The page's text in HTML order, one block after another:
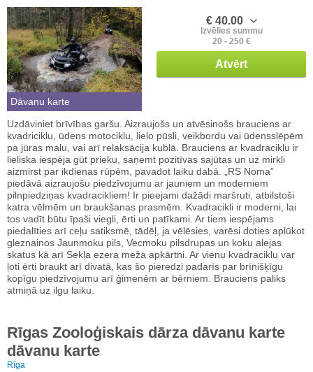
Dāvanu karte
€ 40.00
Izvēlies summu
20 - 250 €
Atvērt
Uzdāviniet brīvības garšu. Aizraujošs un atvēsinošs brauciens ar
kvadriciklu, ūdens motociklu, lielo pūsli, veikbordu vai ūdensslēpēm
pa jūras malu, vai arī relaksācija kublā. Brauciens ar kvadraciklu ir
lieliska iespēja gūt prieku, saņemt pozitīvas sajūtas un uz mirkli
aizmirst par ikdienas rūpēm, pavadot laiku dabā. „RS Noma”
piedāvā aizraujošu piedzīvojumu ar jauniem un moderniem
pilnpiedziņas kvadracikliem! Ir pieejami dažādi maršruti, atbilstoši
katra vēlmēm un braukšanas prasmēm. Kvadracikli ir moderni, lai
tos vadīt būtu īpaši viegli, ērti un patīkami. Ar tiem iespējams
piedalīties arī ceļu satiksmē, tādēļ, ja vēlēsies, varēsi doties aplūkot
gleznainos Jaunmoku pils, Vecmoku pilsdrupas un koku alejas
skatus kā arī Sekļa ezera meža apkārtni. Ar vienu kvadraciklu var
ļoti ērti braukt arī divatā, kas šo pieredzi padarīs par brīnišķīgu
kopīgu piedzīvojumu arī ģimenēm ar bērniem. Brauciens paliks
atmiņā uz ilgu laiku.
Rīgas Zooloģiskais dārza dāvanu karte
dāvanu karte
Rīga